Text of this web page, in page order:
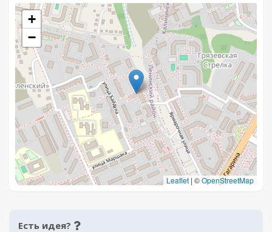
+
−
Leaflet | ©OpenStreetMap
Есть идея?